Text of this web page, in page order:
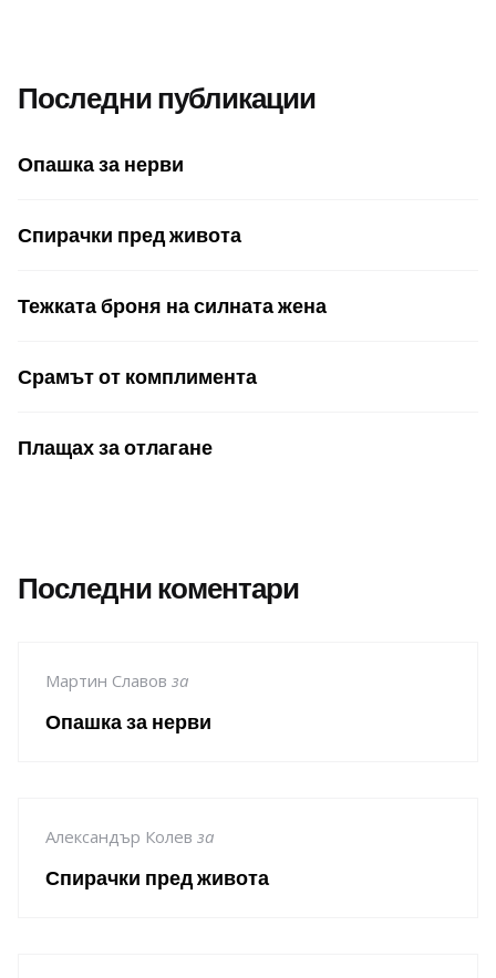
Последни публикации
Опашка за нерви
Спирачки пред живота
Тежката броня на силната жена
Срамът от комплимента
Плащах за отлагане
Последни коментари
Мартин Славов за
Опашка за нерви
Александър Колев за
Спирачки пред живота